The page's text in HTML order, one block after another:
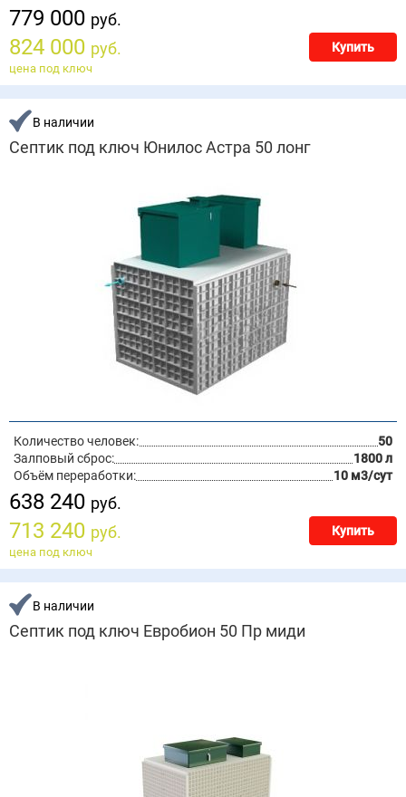
779 000 руб.
824 000 руб. Купить
цена под ключ
В наличии
Септик под ключ Юнилос Астра 50 лонг
Количество человек:
50
Залповый сброс:
1800 л
Объём переработки:
10 м3/сут
638 240 руб.
713 240 руб. Купить
цена под ключ
В наличии
Септик под ключ Евробион 50 Пр миди